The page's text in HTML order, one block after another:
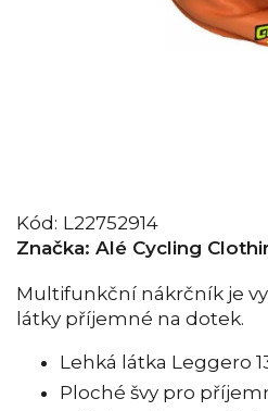
Kód: L22752914
Značka: Alé Cycling
Multifunkční nákrčník je
látky příjemné na dotek.
Lehká látka Leggero
Ploché švy pro